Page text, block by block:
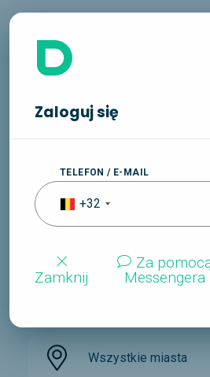
Poznaj Dorę,
Dostępna 24/7,
kiedy będziesz szukać
Wszystkie miasta
Zaloguj się
TELEFON / E-MAIL
+32
Zamknij
Za
Messengera